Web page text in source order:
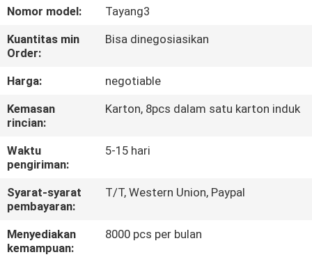
TENTANG
KAMI
TUR
PABRIK
KONTROL
KUALITAS
HUBUNGI
KAMI
Nomor model:
Tayang3
Kuantitas min
Order:
Bisa dinegosiasikan
Harga:
negotiable
Kemasan
rincian:
Karton, 8pcs dalam satu karton induk
Waktu
pengiriman:
5-15 hari
Syarat-syarat
pembayaran:
T/T, Western Union, Paypal
Menyediakan
kemampuan:
8000 pcs per bulan